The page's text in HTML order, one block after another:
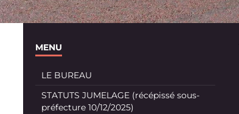
MENU
LE BUREAU
STATUTS JUMELAGE (récépissé sous-
préfecture 10/12/2025)